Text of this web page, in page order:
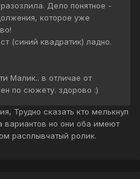
Дело понятное -
которое уже
(синий квадратик) ладно.
Малик.. в отличае от
по сюжету. здорово :)
Трудно сказать кто мелькнул
вариантов но они оба имеют
расплывчатый ролик.